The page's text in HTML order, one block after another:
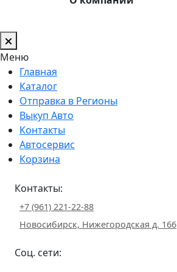
Меню
Главная
Каталог
Отправка в Регионы
Выкуп Авто
Контакты
Автосервис
Корзина
Контакты:
+7 (961) 221-22-88
Новосибирск, Нижегородская д. 166
Соц. сети: